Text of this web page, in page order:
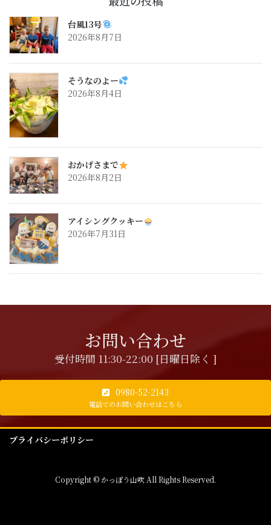
台風13号
2026年8月7日
そうなのよー
2026年8月4日
おかげさまで
2026年8月2日
アイシングクッキー
2026年7月31日
お問い合わせ
受付時間 11:30-22:00 [日曜日除く ]
0980-52-2143
電話でのお問い合わせはこちら
プライバシーポリシー
Copyright © かっぽう山吹 All Rights Reserved.